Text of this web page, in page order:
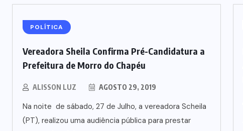
POLÍTICA
Vereadora Sheila Confirma Pré-Candidatura a
Prefeitura de Morro do Chapéu
ALISSON LUZ AGOSTO 29, 2019
Na noite de sábado, 27 de Julho, a vereadora Scheila
(PT), realizou uma audiência pública para prestar